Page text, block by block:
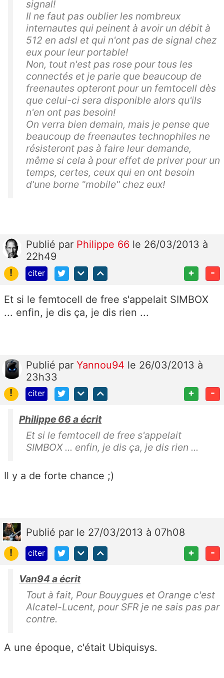
signal!
Il ne faut pas oublier les nombreux
internautes qui peinent à avoir un débit à
512 en adsl et qui n'ont pas de signal chez
eux pour leur portable!
Non, tout n'est pas rose pour tous les
connectés et je parie que beaucoup de
freenautes opteront pour un femtocell dès
que celui-ci sera disponible alors qu'ils
n'en ont pas besoin!
On verra bien demain, mais je pense que
beaucoup de freenautes technophiles ne
résisteront pas à faire leur demande,
même si cela à pour effet de priver pour un
temps, certes, ceux qui en ont besoin
d'une borne "mobile" chez eux!
Publié par Philippe 66 le 26/03/2013 à
22h49
!
citer + -
Et si le femtocell de free s'appelait SIMBOX
... enfin, je dis ça, je dis rien ...
Publié par Yannou94 le 26/03/2013 à
23h33
!
citer + -
Philippe 66 a écrit
Et si le femtocell de free s'appelait
SIMBOX ... enfin, je dis ça, je dis rien ...
Il y a de forte chance ;)
Publié par le 27/03/2013 à 07h08
!
citer + -
Van94 a écrit
Tout à fait, Pour Bouygues et Orange c'est
Alcatel-Lucent, pour SFR je ne sais pas par
contre.
A une époque, c'était Ubiquisys.